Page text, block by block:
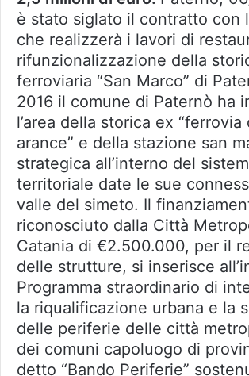
è stato siglato il contratto con
che realizzerà i lavori di
rifunzionalizzazione della
ferroviaria “San Marco” di
2016 il comune di Paternò ha
l’area della storica ex “ferrovia
arance” e della stazione san
strategica all’interno del
territoriale date le sue
valle del simeto. Il
riconosciuto dalla Città
Catania di €2.500.000, per il
delle strutture, si inserisce
Programma straordinario di
la riqualificazione urbana e la
delle periferie delle città
dei comuni capoluogo di
detto “Bando Periferie”